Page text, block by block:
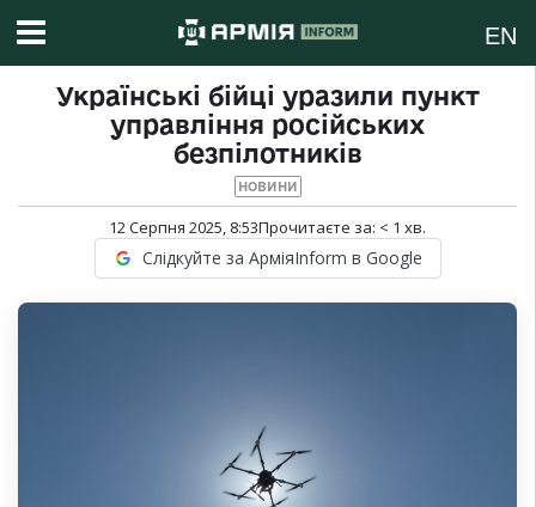
EN
Українські бійці уразили пункт
управління російських
безпілотників
НОВИНИ
12 Серпня 2025, 8:53Прочитаєте за: < 1 хв.
Слідкуйте за АрміяInform в Google